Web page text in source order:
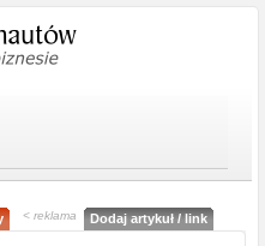
< reklama Dodaj artykuł / link